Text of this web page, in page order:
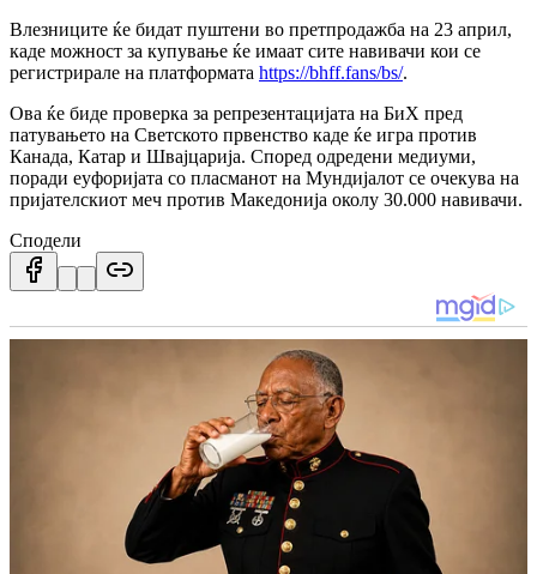
Влезниците ќе бидат пуштени во претпродажба на 23 април,
каде можност за купување ќе имаат сите навивачи кои се
регистрирале на платформата https://bhff.fans/bs/.
Ова ќе биде проверка за репрезентацијата на БиХ пред
патувањето на Светското првенство каде ќе игра против
Канада, Катар и Швајцарија. Според одредени медиуми,
поради еуфоријата со пласманот на Мундијалот се очекува на
пријателскиот меч против Македонија околу 30.000 навивачи.
Сподели